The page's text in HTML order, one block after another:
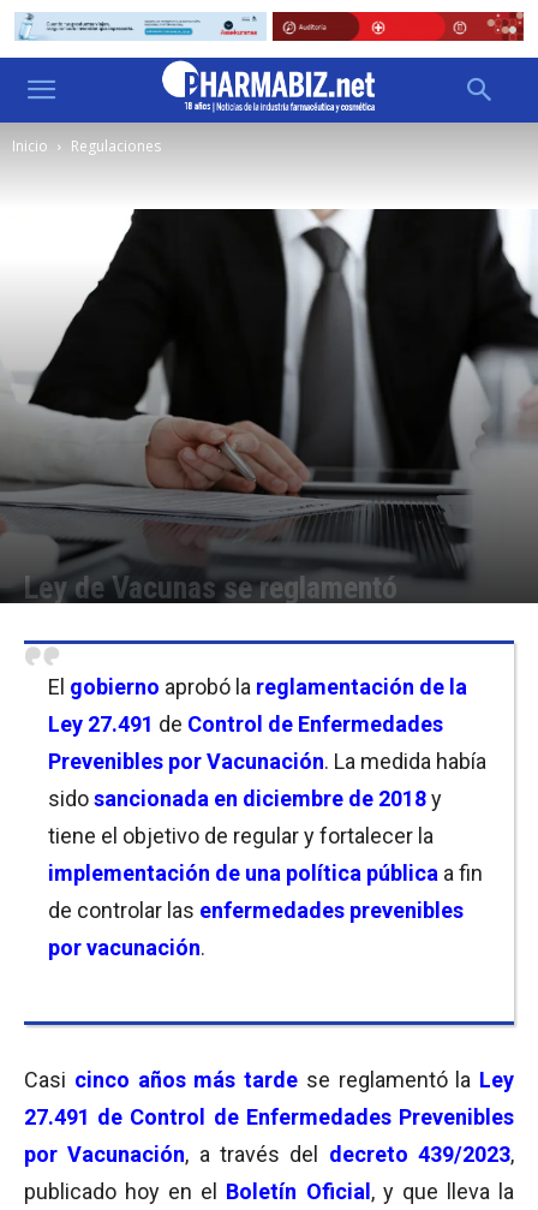
Inicio Regulaciones
Ley de Vacunas se reglamentó
El gobierno aprobó la reglamentación de la
Ley 27.491 de Control de Enfermedades
Prevenibles por Vacunación. La medida había
sidosancionada en diciembre de 2018y
tiene el objetivo de regular y fortalecer la
implementación de una política pública a fin
de controlar las enfermedades prevenibles
por vacunación.
Casi cinco años más tarde se reglamentó la Ley
27.491 de Control de Enfermedades Prevenibles
por Vacunación, a través del decreto 439/2023,
publicado hoy en el Boletín Oficial , y que lleva la